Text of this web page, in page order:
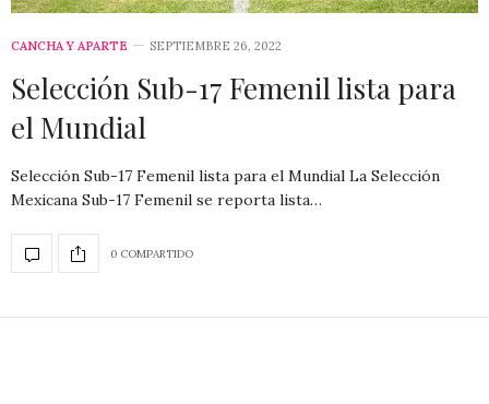
CANCHA Y APARTE SEPTIEMBRE 26, 2022
Selección Sub-17 Femenil lista para
el Mundial
Selección Sub-17 Femenil lista para el Mundial La Selección
Mexicana Sub-17 Femenil se reporta lista…
0 COMPARTIDO